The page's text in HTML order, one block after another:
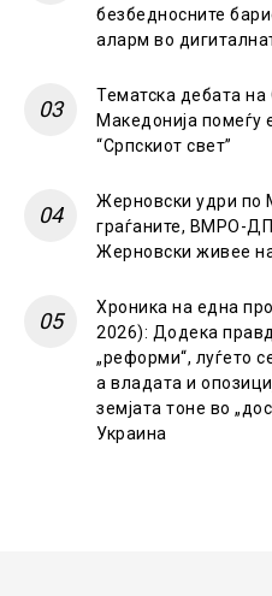
безбедносните
аларм во
Тематска дебата
Македонија помеѓу
“Српскиот свет”
Жерновски удри по
граѓаните, ВМРО-
Жерновски живее
Хроника на една
2026): Додека
„реформи“, луѓето
а владата и
земјата тоне во
Украина